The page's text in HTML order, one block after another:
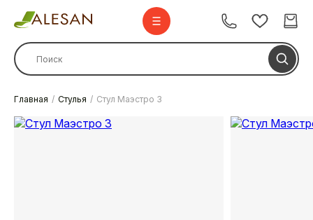
Стулья
Главная Стулья Стул Маэстро 3